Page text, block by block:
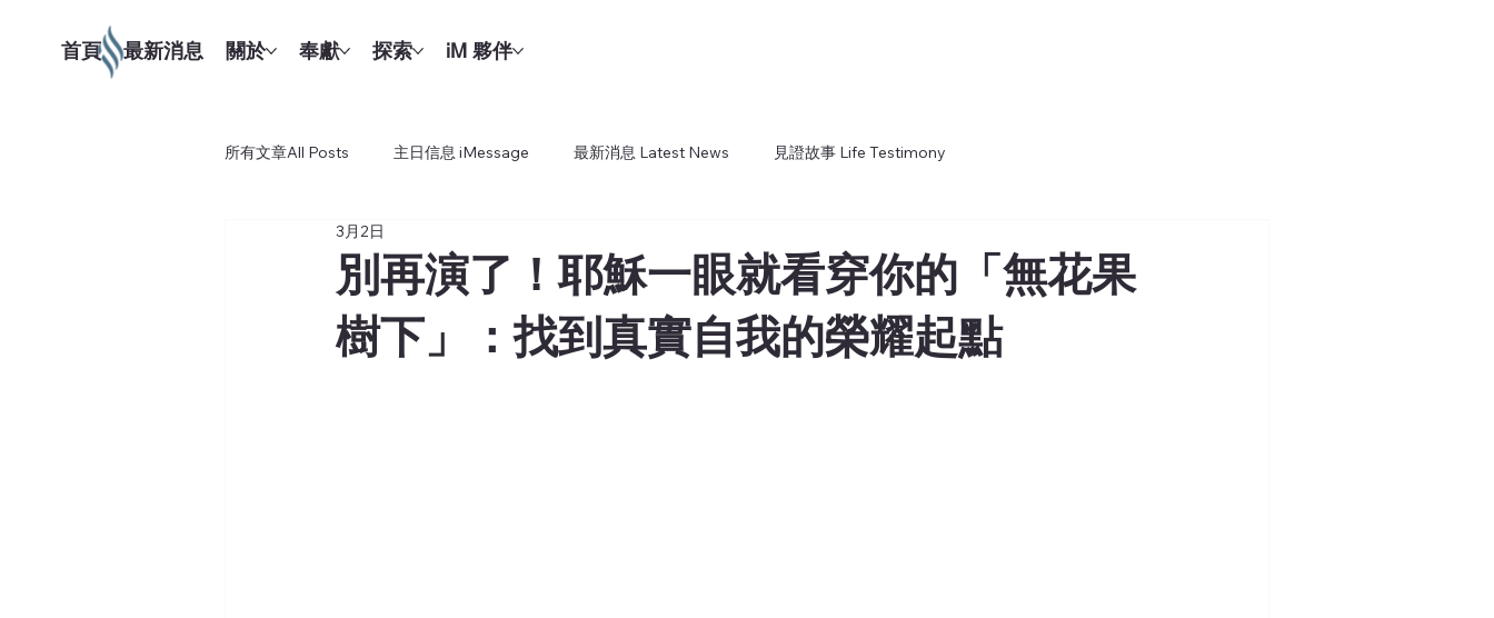
首頁 最新消息 關於 奉獻 探索 iM 夥伴
所有文章All Posts 主日信息 iMessage 最新消息 Latest News 見證故事 Life Testimony
別再演了！耶穌一眼就看穿你的「無花果
樹下」：找到真實自我的榮耀起點
3月2日